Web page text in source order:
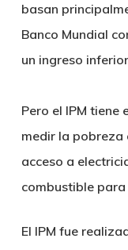
basan
Banco Mundial
un ingreso
Pero el IPM tiene
medir la pobreza
acceso a
combustible para
El IPM fue